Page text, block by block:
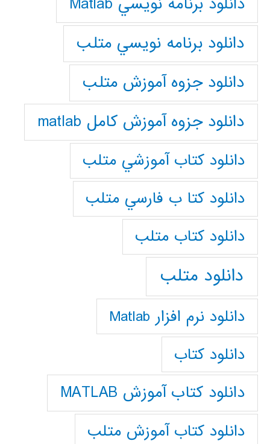
دانلود برنامه نويسي متلب
دانلود جزوه آموزش متلب
دانلود جزوه آموزش کامل matlab
دانلود كتاب آموزشي متلب
دانلود كتا ب فارسي متلب
دانلود كتاب متلب
دانلود متلب
دانلود نرم افزار Matlab
دانلود کتاب
دانلود کتاب آموزش MATLAB
دانلود کتاب آموزش متلب